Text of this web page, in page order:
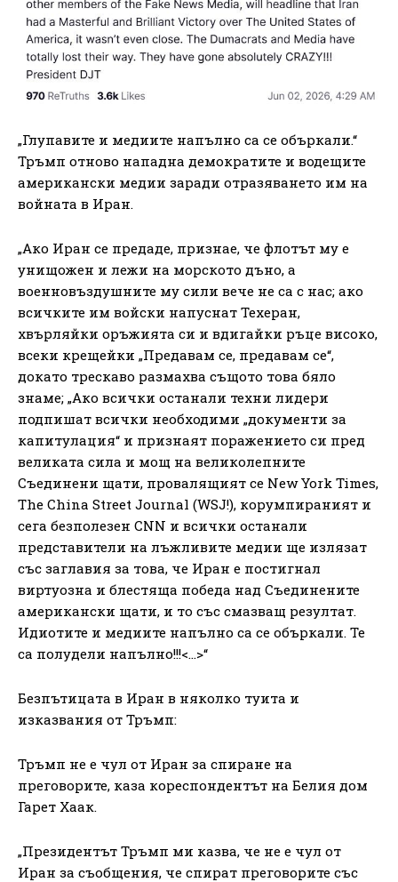
„Глупавите и медиите напълно са се объркали.“
Тръмп отново нападна демократите и водещите
американски медии заради отразяването им на
войната в Иран.
„Ако Иран се предаде, признае, че флотът му е
унищожен и лежи на морското дъно, а
военновъздушните му сили вече не са с нас; ако
всичките им войски напуснат Техеран,
хвърляйки оръжията си и вдигайки ръце високо,
всеки крещейки „Предавам се, предавам се“,
докато трескаво размахва същото това бяло
знаме; „Ако всички останали техни лидери
подпишат всички необходими „документи за
капитулация“ и признаят поражението си пред
великата сила и мощ на великолепните
Съединени щати, провалящият се New York Times,
The China Street Journal (WSJ!), корумпираният и
сега безполезен CNN и всички останали
представители на лъжливите медии ще излязат
със заглавия за това, че Иран е постигнал
виртуозна и блестяща победа над Съединените
американски щати, и то със смазващ резултат.
Идиотите и медиите напълно са се объркали. Те
са полудели напълно!!!<…>“
Безпътицата в Иран в няколко туита и
изказвания от Тръмп:
Тръмп не е чул от Иран за спиране на
преговорите, каза кореспондентът на Белия дом
Гарет Хаак.
„Президентът Тръмп ми казва, че не е чул от
Иран за съобщения, че спират преговорите със